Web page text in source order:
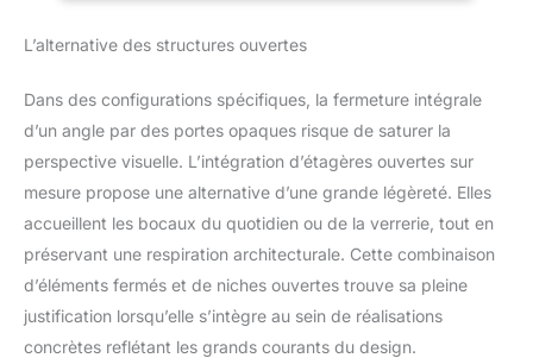
L’alternative des structures ouvertes
Dans des configurations spécifiques, la fermeture intégrale
d’un angle par des portes opaques risque de saturer la
perspective visuelle. L’intégration d’étagères ouvertes sur
mesure propose une alternative d’une grande légèreté. Elles
accueillent les bocaux du quotidien ou de la verrerie, tout en
préservant une respiration architecturale. Cette combinaison
d’éléments fermés et de niches ouvertes trouve sa pleine
justification lorsqu’elle s’intègre au sein de réalisations
concrètes reflétant les grands courants du design.